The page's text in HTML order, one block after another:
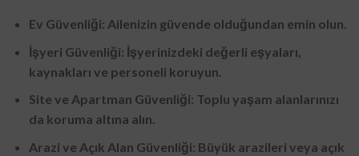
Ev Güvenliği: Ailenizin güvende olduğundan emin olun.
İşyeri Güvenliği: İşyerinizdeki değerli eşyaları,
kaynakları ve personeli koruyun.
Site ve Apartman Güvenliği: Toplu yaşam alanlarınızı
da koruma altına alın.
Arazi ve Açık Alan Güvenliği: Büyük arazileri veya açık